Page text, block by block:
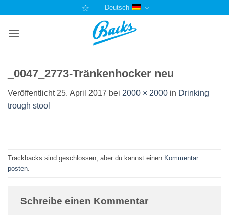
springen
Deutsch
_0047_2773-Tränkenhocker neu
Veröffentlicht 25. April 2017 bei 2000 × 2000 in Drinking
trough stool
Trackbacks sind geschlossen, aber du kannst einen Kommentar
posten
Schreibe einen Kommentar